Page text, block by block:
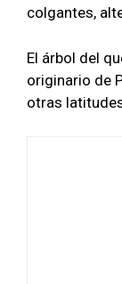
colgantes,
El árbol del
originario de
otras